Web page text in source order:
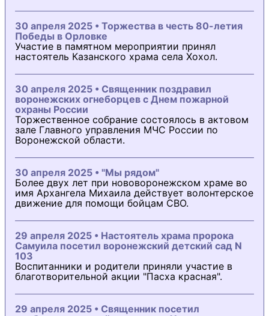
30 апреля 2025 • Торжества в честь 80-летия
Победы в Орловке
Участие в памятном мероприятии принял
настоятель Казанского храма села Хохол.
30 апреля 2025 • Священник поздравил
воронежских огнеборцев с Днем пожарной
охраны России
Торжественное собрание состоялось в актовом
зале Главного управления МЧС России по
Воронежской области.
30 апреля 2025 • "Мы рядом"
Более двух лет при нововоронежском храме во
имя Архангела Михаила действует волонтерское
движение для помощи бойцам СВО.
29 апреля 2025 • Настоятель храма пророка
Самуила посетил воронежский детский сад N
103
Воспитанники и родители приняли участие в
благотворительной акции "Пасха красная".
29 апреля 2025 • Священник посетил